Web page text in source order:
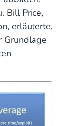
Bill Price,
erläuterte,
Grundlage